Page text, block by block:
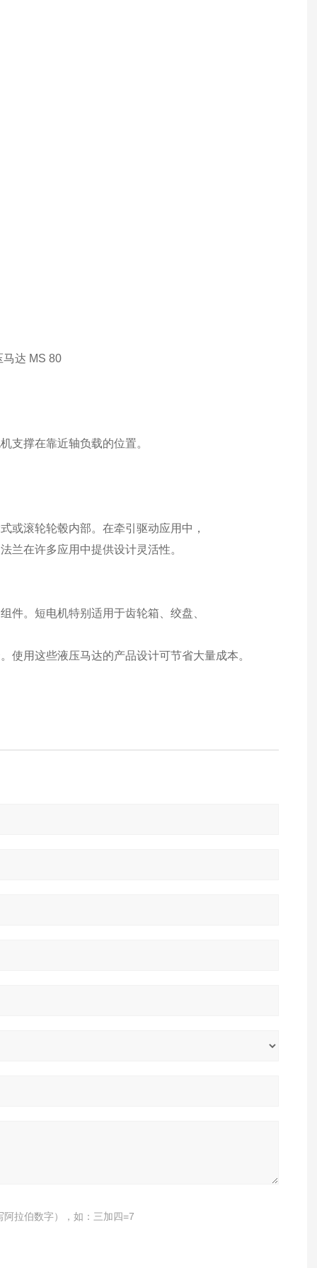
支撑在靠近轴负载的位置。
或滚轮轮毂内部。在牵引驱动应用中，
兰在许多应用中提供设计灵活性。
件。短电机特别适用于齿轮箱、绞盘、
使用这些液压马达的产品设计可节省大量成本。
拉伯数字），如：三加四=7